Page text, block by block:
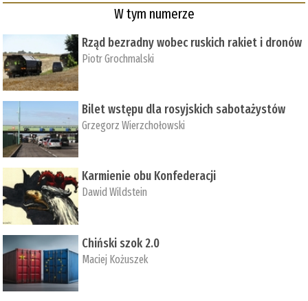
W tym numerze
Rząd bezradny wobec ruskich rakiet i dronów
Piotr Grochmalski
Bilet wstępu dla rosyjskich sabotażystów
Grzegorz Wierzchołowski
Karmienie obu Konfederacji
Dawid Wildstein
Chiński szok 2.0
Maciej Kożuszek